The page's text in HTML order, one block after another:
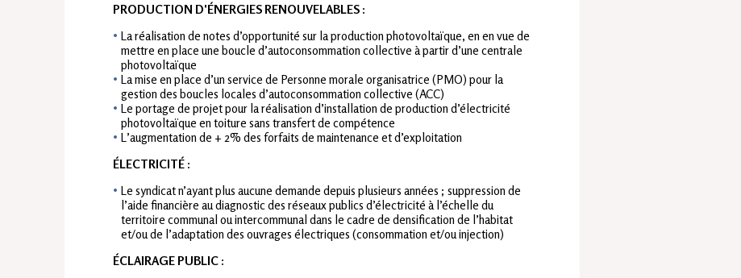
PRODUCTION D'ÉNERGIES RENOUVELABLES :
La réalisation de notes d’opportunité sur la production photovoltaïque, en en vue de
mettre en place une boucle d’autoconsommation collective à partir d’une centrale
photovoltaïque
La mise en place d’un service de Personne morale organisatrice (PMO) pour la
gestion des boucles locales d’autoconsommation collective (ACC)
Le portage de projet pour la réalisation d’installation de production d’électricité
photovoltaïque en toiture sans transfert de compétence
L’augmentation de + 2% des forfaits de maintenance et d’exploitation
ÉLECTRICITÉ :
Le syndicat n’ayant plus aucune demande depuis plusieurs années ; suppression de
l’aide financière au diagnostic des réseaux publics d’électricité à l’échelle du
territoire communal ou intercommunal dans le cadre de densification de l’habitat
et/ou de l’adaptation des ouvrages électriques (consommation et/ou injection)
ÉCLAIRAGE PUBLIC :